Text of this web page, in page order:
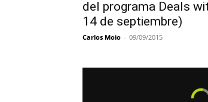
del programa Deals
14 de septiembre)
Carlos Moio - 09/09/2015